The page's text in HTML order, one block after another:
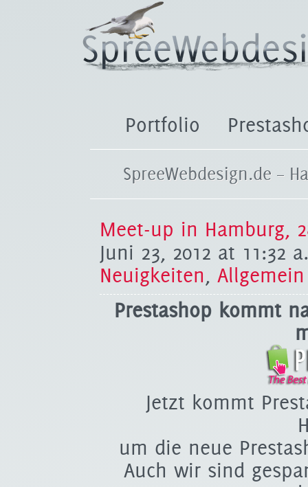
Portfolio
SpreeWebdesign.de –
Meet-up in Hamburg,
Juni 23, 2012 at 11:32
Neuigkeiten, Allgemein
Prestashop kommt
Jetzt kommt
um die neue
Auch wir sind